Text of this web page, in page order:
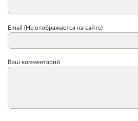
Email (Не отображается на сайте)
Ваш комментарий